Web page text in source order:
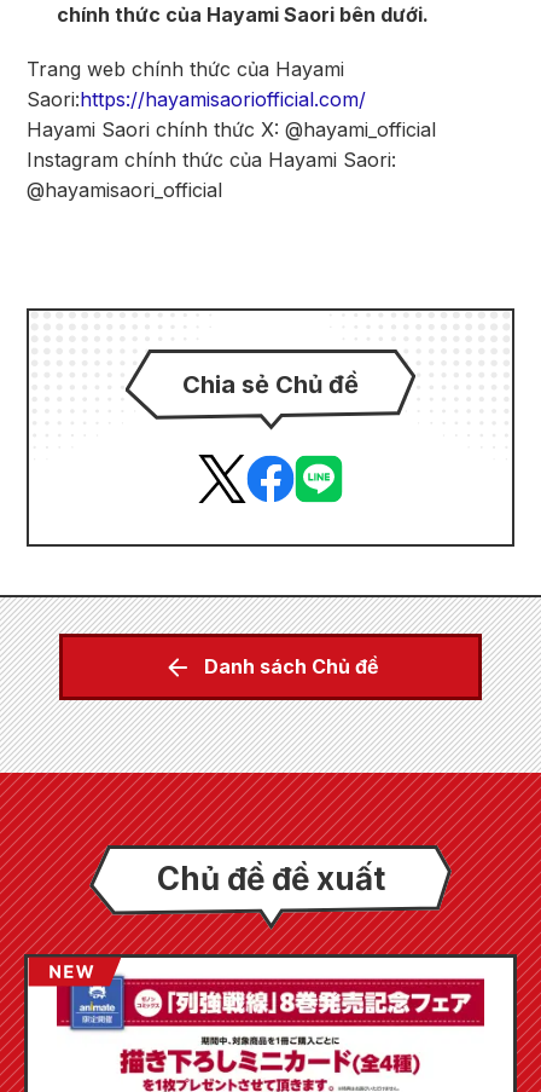
chính thức của Hayami Saori bên dưới.
Trang web chính thức của Hayami
Saori:https://hayamisaoriofficial.com/
Hayami Saori chính thức X: @hayami_official
Instagram chính thức của Hayami Saori:
@hayamisaori_official
Chia sẻ Chủ đề
Danh sách Chủ đề
Chủ đề đề xuất